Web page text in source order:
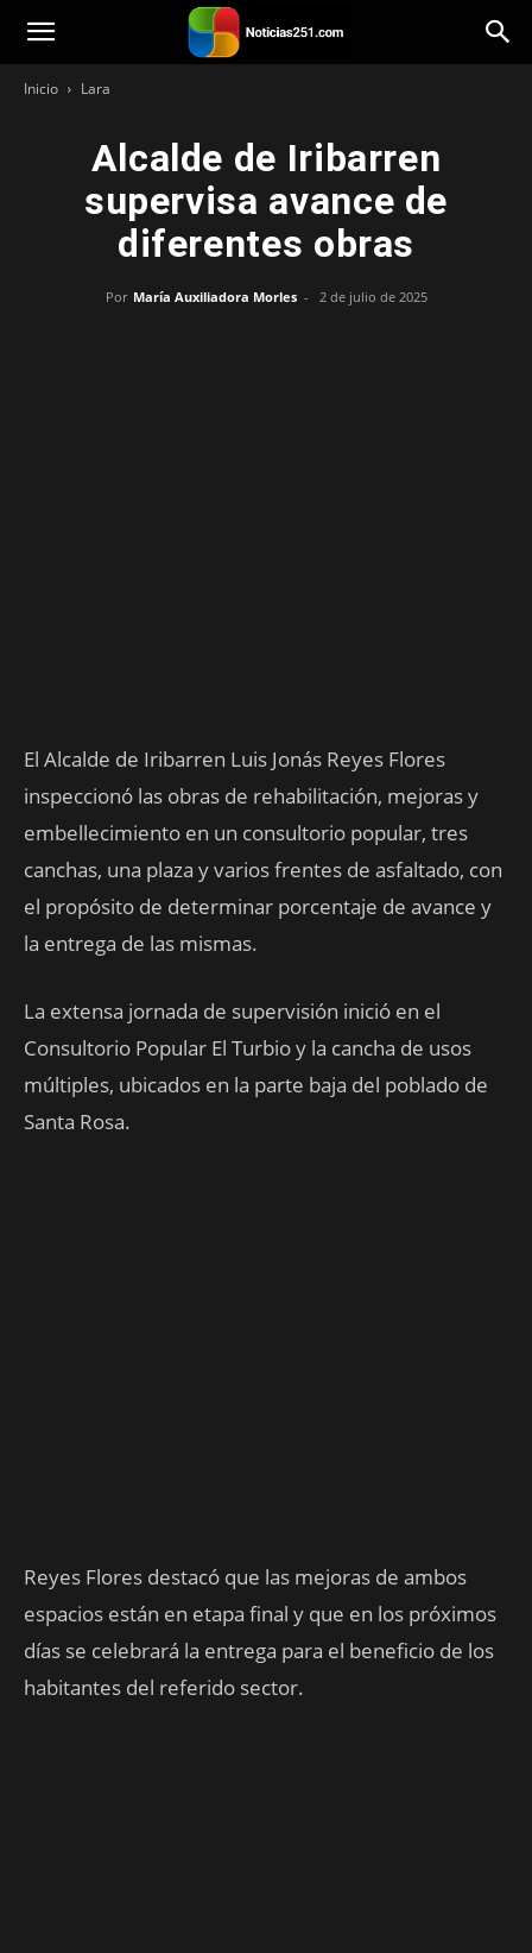
Noticias251
Inicio Lara
Alcalde de Iribarren
supervisa avance de
diferentes obras
Por María Auxiliadora Morles - 2 de julio de 2025
El Alcalde de Iribarren Luis Jonás Reyes Flores
inspeccionó las obras de rehabilitación, mejoras y
embellecimiento en un consultorio popular, tres
canchas, una plaza y varios frentes de asfaltado, con
el propósito de determinar porcentaje de avance y
la entrega de las mismas.
La extensa jornada de supervisión inició en el
Consultorio Popular El Turbio y la cancha de usos
múltiples, ubicados en la parte baja del poblado de
Santa Rosa.
Reyes Flores destacó que las mejoras de ambos
espacios están en etapa final y que en los próximos
días se celebrará la entrega para el beneficio de los
habitantes del referido sector.